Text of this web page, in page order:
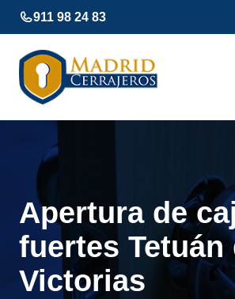
Saltar
al
contenido
911 98 24 83
Apertura de
fuertes Tetuán
Victorias